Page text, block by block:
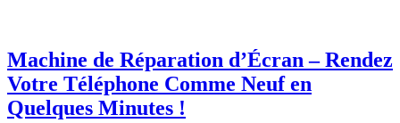
Machine de Réparation d’Écran – Rendez
Votre Téléphone Comme Neuf en
Quelques Minutes !